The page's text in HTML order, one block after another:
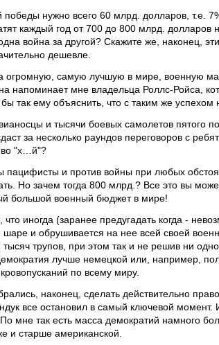
победы нужно всего 60 млрд. долларов, т.е.
каждый год от 700 до 800 млрд. долларов
война за другой? Скажите же, наконец,
дешевле.
огромную, самую лучшую в мире, военную
напоминает мне владельца Роллс-Ройса,
бы так ему объяснить, что с таким же
и тысячи боевых самолетов пятого
за несколько раундов переговоров с
"х…й"?
пацифисты и против войны при любых
Но зачем тогда 800 млрд.? Все это вы
большой военный бюджет в мире!
иногда (заранее предугадать когда -
шаре и обрушивается на нее всей своей
тысяч трупов, при этом так и не решив ни
лучше немецкой или, например,
по всему миру.
наконец, сделать действительно
все остановил в самый ключевой
мне так есть масса демократий намного
и старше американской.